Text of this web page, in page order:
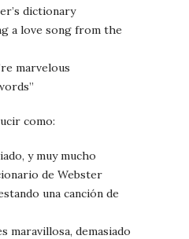
dictionary
a love song from the
marvelous
como:
y muy mucho
de Webster
una canción de
maravillosa, demasiado